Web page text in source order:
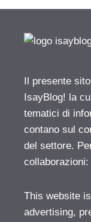
Il presente
IsayBlog! la
tematici di
contano sul
del settore.
collaborazioni:
This website
advertising,